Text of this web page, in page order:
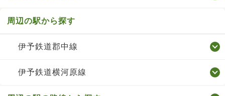
周辺の駅から探す
伊予鉄道郡中線
伊予鉄道横河原線